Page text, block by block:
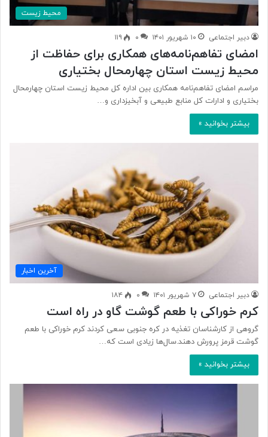
محیط زیست
دبیر اجتماعی ۱۰ شهریور ۱۴۰۱ ۰ ۱۱۹
امضای تفاهم‌نامه‌های همکاری برای حفاظت از
محیط زیست استان چهارمحال بختیاری
مراسم امضای تفاهم‌نامه همکاری بین اداره کل محیط زیست استان چهارمحال
بختیاری و ادارات کل منابع طبیعی و آبخیزداری و…
بیشتر بخوانید »
آخرین اخبار
دبیر اجتماعی ۷ شهریور ۱۴۰۱ ۰ ۱۸۴
کرم‌ خوراکی با طعم گوشت گاو در راه است
گروهی از کارشناسان تغذیه در کره جنوبی سعی کردند کرم‌ خوراکی با طعم
گوشت قرمز پرورش دهند.سال‌ها زیادی است که…
بیشتر بخوانید »